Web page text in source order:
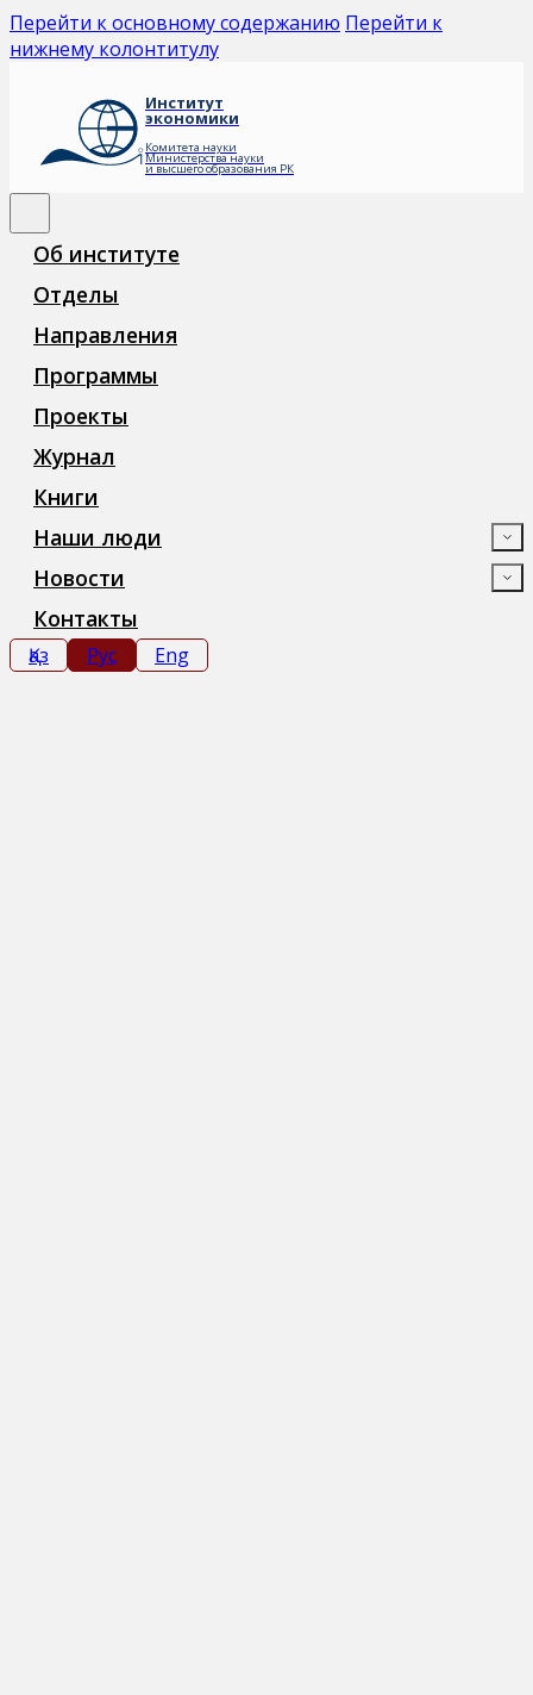
Перейти к основному содержанию Перейти к
нижнему колонтитулу
Институт
экономики
Комитета науки
Министерства науки
и высшего образования РК
Об институте
Отделы
Направления
Программы
Проекты
Журнал
Книги
Наши люди
Новости
Контакты
Қаз Рус Eng